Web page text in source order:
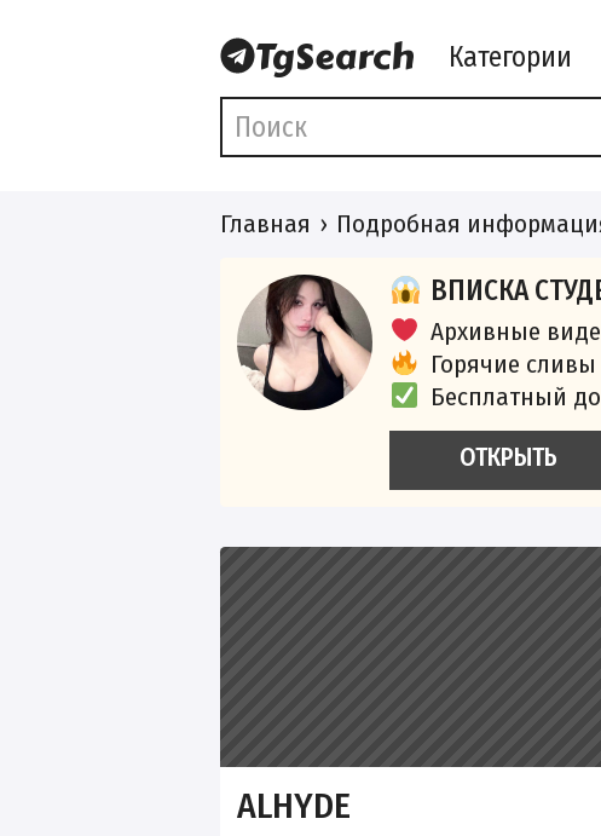
Категории
Главная Подробная
ВПИСКА
Архивные
Горячие сливы
Бесплатный
ОТКРЫТЬ
ALHYDE